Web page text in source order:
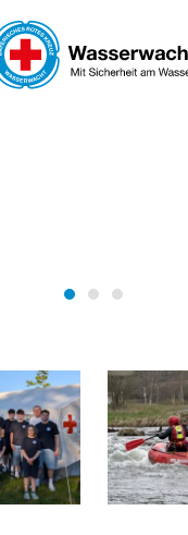
BAYERN